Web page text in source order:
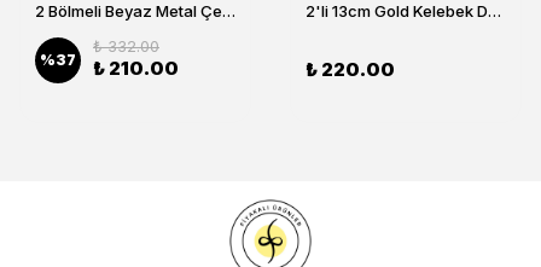
2 Bölmeli Beyaz Metal Çerezlik, Altın Dallı Çerez Tabağı
%37
₺ 332.00
₺ 210.00
2'li 13cm Gold Kelebek Detaylı Metal Ayaklı Cam Lokumluk , Sunumluk , Şekerlik, Çerezlik
₺ 220.00